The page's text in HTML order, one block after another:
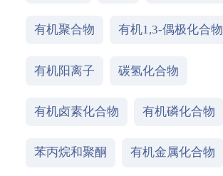
有机聚合物 有机1,3-偶极化合物
有机阳离子 碳氢化合物
有机卤素化合物 有机磷化合物
苯丙烷和聚酮 有机金属化合物